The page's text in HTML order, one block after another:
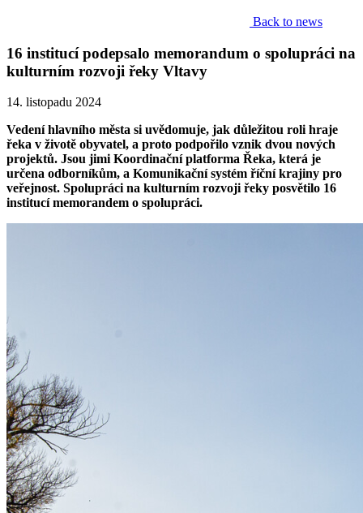
Back to news
16 institucí podepsalo memorandum o spolupráci na
kulturním rozvoji řeky Vltavy
14. listopadu 2024
Vedení hlavního města si uvědomuje, jak důležitou roli hraje
řeka v životě obyvatel, a proto podpořilo vznik dvou nových
projektů. Jsou jimi Koordinační platforma Řeka, která je
určena odborníkům, a Komunikační systém říční krajiny pro
veřejnost. Spolupráci na kulturním rozvoji řeky posvětilo 16
institucí memorandem o spolupráci.